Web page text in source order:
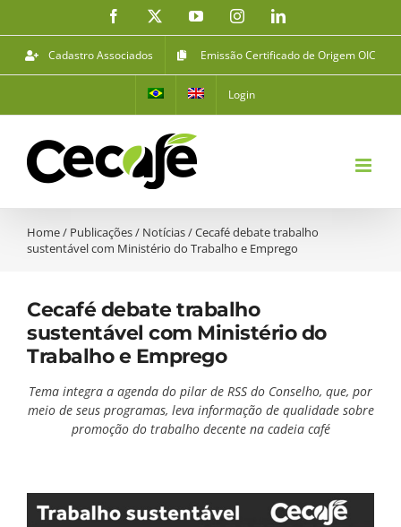
conteúdo
Facebook YouTubeInstagramLinkedIn
Cadastro Associados Emissão Certificado de Origem OIC
Login
Home/ Publicações/ Notícias/Cecafé debate trabalho
sustentável com Ministério do Trabalho e Emprego
Cecafé debate trabalho
sustentável com Ministério do
Trabalho e Emprego
Tema integra a agenda do pilar de RSS do Conselho, que, por
meio de seus programas, leva informação de qualidade sobre
promoção do trabalho decente na cadeia café